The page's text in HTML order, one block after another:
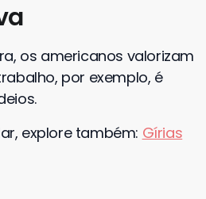
os americanos valorizam
por exemplo, é
explore também: Gírias